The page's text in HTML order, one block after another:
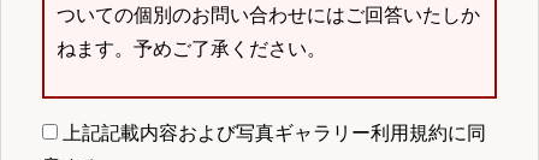
ついての個別のお問い合わせにはご回答いたしか
ねます。予めご了承ください。
上記記載内容および写真ギャラリー利用規約に同